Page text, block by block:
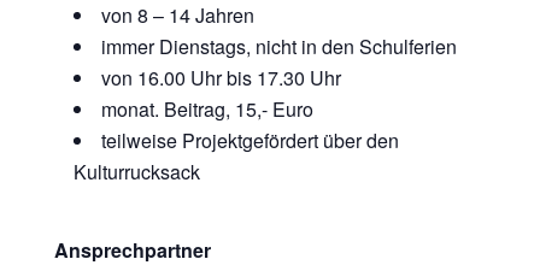
von 8 – 14 Jahren
immer Dienstags, nicht in den Schulferien
von 16.00 Uhr bis 17.30 Uhr
monat. Beitrag, 15,- Euro
teilweise Projektgefördert über den
Kulturrucksack
Ansprechpartner